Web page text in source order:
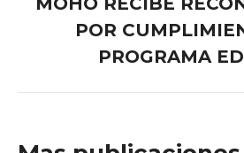
POR
PROGRAMA